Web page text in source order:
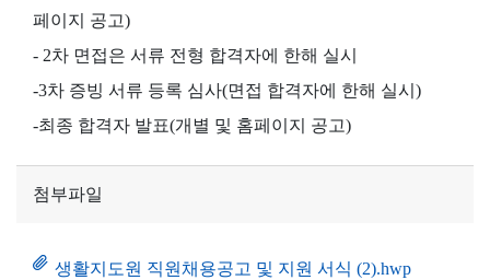
페이지 공고)
- 2차 면접은 서류 전형 합격자에 한해 실시
-3차 증빙 서류 등록 심사(면접 합격자에 한해 실시)
-최종 합격자 발표(개별 및 홈페이지 공고)
첨부파일
생활지도원 직원채용공고 및 지원 서식 (2).hwp